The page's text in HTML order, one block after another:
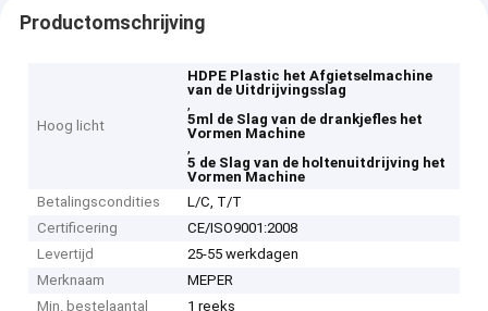
Productomschrijving
Hoog licht
HDPE Plastic het Afgietselmachine
van de Uitdrijvingsslag
,
5ml de Slag van de drankjefles het
Vormen Machine
,
5 de Slag van de holtenuitdrijving het
Vormen Machine
Betalingscondities
L/C, T/T
Certificering
CE/ISO9001:2008
Levertijd
25-55 werkdagen
Merknaam
MEPER
Min. bestelaantal
1 reeks